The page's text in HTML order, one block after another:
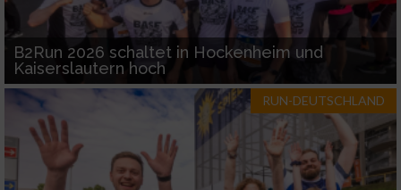
B2Run 2026 schaltet in Hockenheim und
Kaiserslautern hoch
RUN-DEUTSCHLAND